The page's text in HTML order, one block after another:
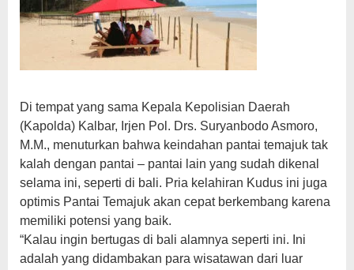
Di tempat yang sama Kepala Kepolisian Daerah
(Kapolda) Kalbar, Irjen Pol. Drs. Suryanbodo Asmoro,
M.M., menuturkan bahwa keindahan pantai temajuk tak
kalah dengan pantai – pantai lain yang sudah dikenal
selama ini, seperti di bali. Pria kelahiran Kudus ini juga
optimis Pantai Temajuk akan cepat berkembang karena
memiliki potensi yang baik.
“Kalau ingin bertugas di bali alamnya seperti ini. Ini
adalah yang didambakan para wisatawan dari luar